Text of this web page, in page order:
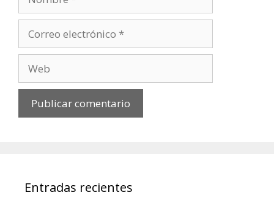
electrónico
Entradas recientes